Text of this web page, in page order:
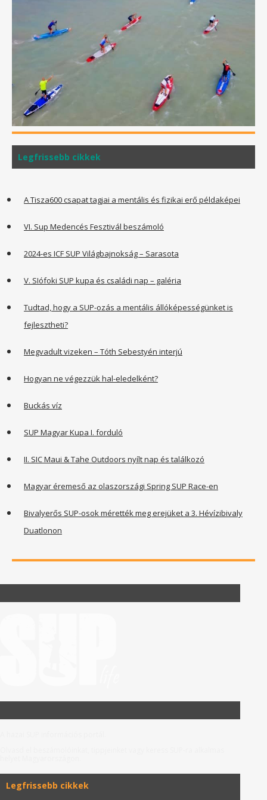
Legfrissebb cikkek
A Tisza600 csapat tagjai a mentális és fizikai erő példaképei
VI. Sup Medencés Fesztivál beszámoló
2024-es ICF SUP Világbajnokság – Sarasota
V. SIófoki SUP kupa és családi nap – galéria
Tudtad, hogy a SUP-ozás a mentális állóképességünket is
fejlesztheti?
Megvadult vizeken – Tóth Sebestyén interjú
Hogyan ne végezzük hal-eledelként?
Buckás víz
SUP Magyar Kupa I. forduló
II. SIC Maui & Tahe Outdoors nyílt nap és találkozó
Magyar éremeső az olaszországi Spring SUP Race-en
Bivalyerős SUP-osok mérették meg erejüket a 3. Hévízibivaly
Duatlonon
Legfrissebb cikkek